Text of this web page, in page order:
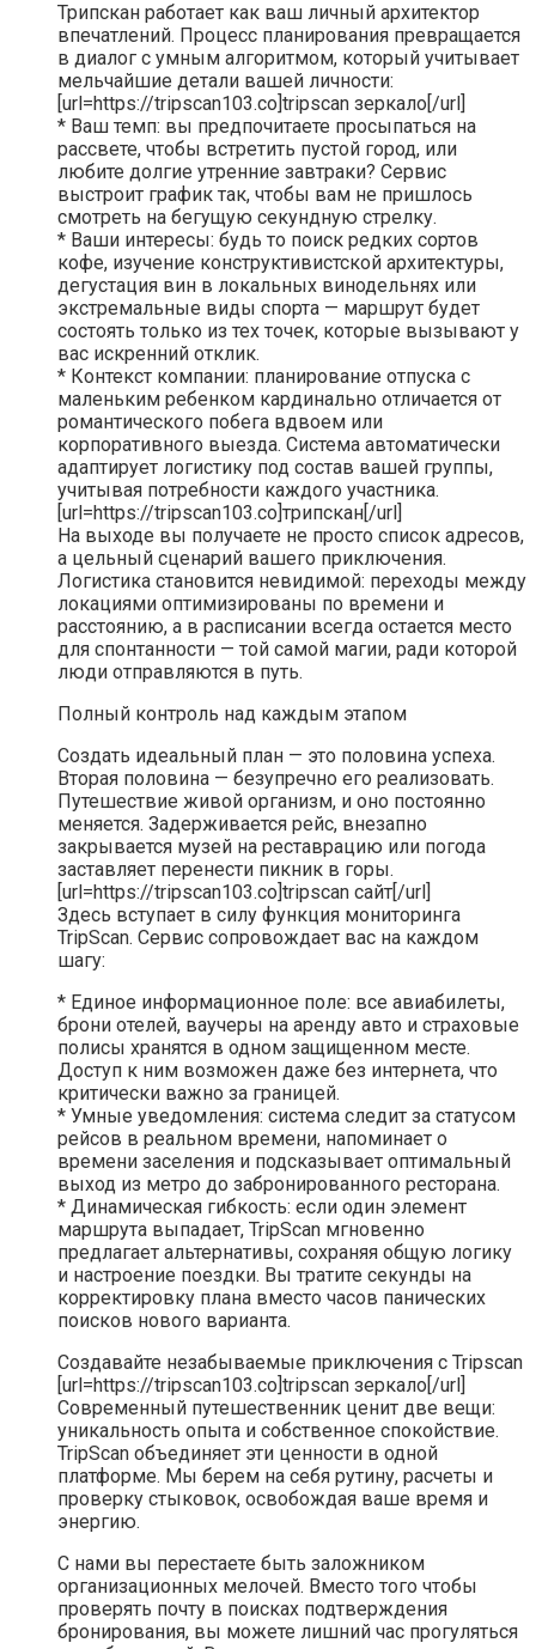
Трипскан работает как ваш личный архитектор
впечатлений. Процесс планирования превращается
в диалог с умным алгоритмом, который учитывает
мельчайшие детали вашей личности:
[url=https://tripscan103.co]tripscan зеркало[/url]
* Ваш темп: вы предпочитаете просыпаться на
рассвете, чтобы встретить пустой город, или
любите долгие утренние завтраки? Сервис
выстроит график так, чтобы вам не пришлось
смотреть на бегущую секундную стрелку.
* Ваши интересы: будь то поиск редких сортов
кофе, изучение конструктивистской архитектуры,
дегустация вин в локальных винодельнях или
экстремальные виды спорта — маршрут будет
состоять только из тех точек, которые вызывают у
вас искренний отклик.
* Контекст компании: планирование отпуска с
маленьким ребенком кардинально отличается от
романтического побега вдвоем или
корпоративного выезда. Система автоматически
адаптирует логистику под состав вашей группы,
учитывая потребности каждого участника.
[url=https://tripscan103.co]трипскан[/url]
На выходе вы получаете не просто список адресов,
а цельный сценарий вашего приключения.
Логистика становится невидимой: переходы между
локациями оптимизированы по времени и
расстоянию, а в расписании всегда остается место
для спонтанности — той самой магии, ради которой
люди отправляются в путь.
Полный контроль над каждым этапом
Создать идеальный план — это половина успеха.
Вторая половина — безупречно его реализовать.
Путешествие живой организм, и оно постоянно
меняется. Задерживается рейс, внезапно
закрывается музей на реставрацию или погода
заставляет перенести пикник в горы.
[url=https://tripscan103.co]tripscan сайт[/url]
Здесь вступает в силу функция мониторинга
TripScan. Сервис сопровождает вас на каждом
шагу:
* Единое информационное поле: все авиабилеты,
брони отелей, ваучеры на аренду авто и страховые
полисы хранятся в одном защищенном месте.
Доступ к ним возможен даже без интернета, что
критически важно за границей.
* Умные уведомления: система следит за статусом
рейсов в реальном времени, напоминает о
времени заселения и подсказывает оптимальный
выход из метро до забронированного ресторана.
* Динамическая гибкость: если один элемент
маршрута выпадает, TripScan мгновенно
предлагает альтернативы, сохраняя общую логику
и настроение поездки. Вы тратите секунды на
корректировку плана вместо часов панических
поисков нового варианта.
Создавайте незабываемые приключения с Tripscan
[url=https://tripscan103.co]tripscan зеркало[/url]
Современный путешественник ценит две вещи:
уникальность опыта и собственное спокойствие.
TripScan объединяет эти ценности в одной
платформе. Мы берем на себя рутину, расчеты и
проверку стыковок, освобождая ваше время и
энергию.
С нами вы перестаете быть заложником
организационных мелочей. Вместо того чтобы
проверять почту в поисках подтверждения
бронирования, вы можете лишний час прогуляться